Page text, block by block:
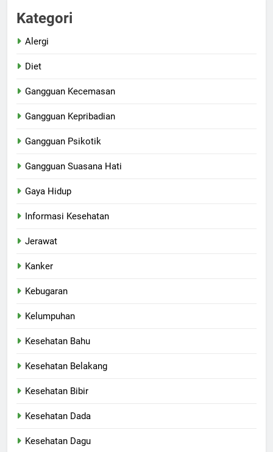
Kategori
Alergi
Diet
Gangguan Kecemasan
Gangguan Kepribadian
Gangguan Psikotik
Gangguan Suasana Hati
Gaya Hidup
Informasi Kesehatan
Jerawat
Kanker
Kebugaran
Kelumpuhan
Kesehatan Bahu
Kesehatan Belakang
Kesehatan Bibir
Kesehatan Dada
Kesehatan Dagu